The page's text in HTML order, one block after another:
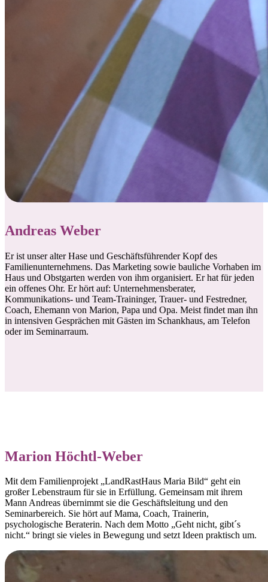
Andreas Weber
Er ist unser alter Hase und Geschäftsführender Kopf des
Familienunternehmens. Das Marketing sowie bauliche Vorhaben im
Haus und Obstgarten werden von ihm organisiert. Er hat für jeden
ein offenes Ohr. Er hört auf: Unternehmensberater,
Kommunikations- und Team-Traininger, Trauer- und Festredner,
Coach, Ehemann von Marion, Papa und Opa. Meist findet man ihn
in intensiven Gesprächen mit Gästen im Schankhaus, am Telefon
oder im Seminarraum.
Marion Höchtl-Weber
Mit dem Familienprojekt „LandRastHaus Maria Bild“ geht ein
großer Lebenstraum für sie in Erfüllung. Gemeinsam mit ihrem
Mann Andreas übernimmt sie die Geschäftsleitung und den
Seminarbereich. Sie hört auf Mama, Coach, Trainerin,
psychologische Beraterin. Nach dem Motto „Geht nicht, gibt´s
nicht.“ bringt sie vieles in Bewegung und setzt Ideen praktisch um.